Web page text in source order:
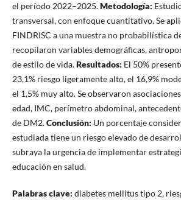
el período 2022–2025.Metodología:
transversal, con enfoque cuantitativo. Se
FINDRISC a una muestra no probabilística
recopilaron variables demográficas,
de estilo de vida.Resultados: El 50%
23,1% riesgo ligeramente alto, el 16,9%
el 1,5% muy alto. Se observaron
edad, IMC, perímetro abdominal,
de DM2.Conclusión: Un porcentaje
estudiada tiene un riesgo elevado de
subraya la urgencia de implementar
educación en salud.
Palabras clave: diabetes mellitus tipo 2,